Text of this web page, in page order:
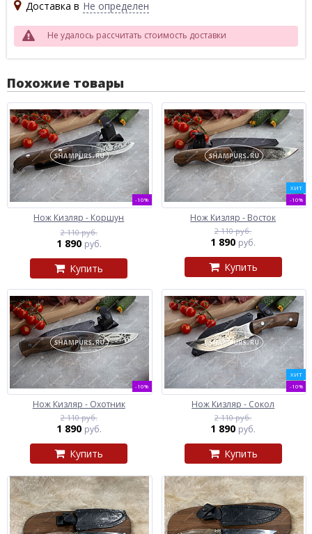
Доставка в Не определен
Не удалось рассчитать стоимость доставки
Похожие товары
-10%
Нож Кизляр - Коршун
2 110 руб.
1 890 руб.
Купить
ХИТ
-10%
Нож Кизляр - Восток
2 110 руб.
1 890 руб.
Купить
-10%
Нож Кизляр - Охотник
2 110 руб.
1 890 руб.
Купить
ХИТ
-10%
Нож Кизляр - Сокол
2 110 руб.
1 890 руб.
Купить